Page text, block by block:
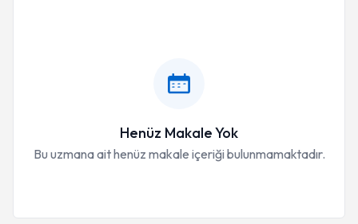
Henüz Makale Yok
Bu uzmana ait henüz makale içeriği bulunmamaktadır.